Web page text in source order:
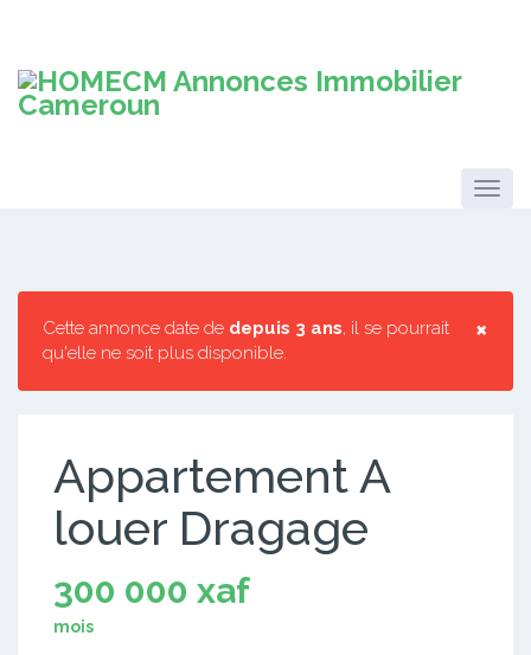
×
Cette annonce date de depuis 3 ans, il se pourrait
qu'elle ne soit plus disponible.
Appartement A
louer Dragage
300 000 xaf
mois